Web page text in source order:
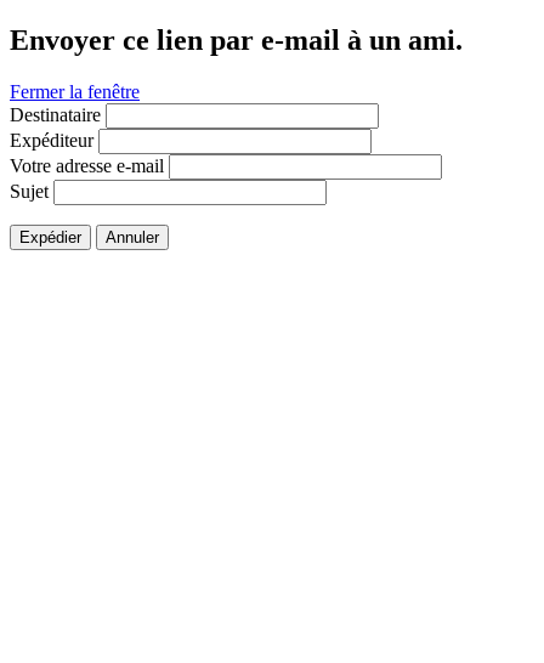
Envoyer ce lien par e-mail à un ami.
Fermer la fenêtre
Destinataire
Expéditeur
Votre adresse e-mail
Sujet
Expédier Annuler